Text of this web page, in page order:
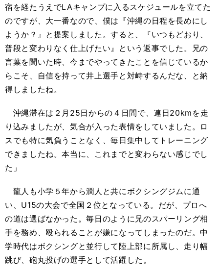
宿を経たうえでLAキャンプに入るスケジュールを立てた
のですが、大一番なので、僕は『沖縄の日程を長めにし
ようか？』と提案しました。すると、『いつもどおり、
普段と変わりなく仕上げたい』という返事でした。兄の
言葉を聞いた時、今までやってきたことを信じているか
らこそ、自信を持って井上選手と対峙するんだな、と納
得しましたね。
沖縄滞在は２月25日からの４日間で、連日20kmを走
り込みましたが、気合が入った表情をしていました。ロ
スでも特に気負うことなく、毎日集中してトレーニング
できましたね。本当に、これまでと変わらない感じでし
た」
龍人も小学５年から潤人と共にボクシングジムに通
い、U15の大会で全国２位となっている。だが、プロへ
の道は選ばなかった。毎日のように兄のスパーリング相
手を務め、殴られることが嫌になってしまったのだ。中
学時代はボクシングと並行して陸上部に所属し、走り幅
跳び、砲丸投げの選手として活躍した。